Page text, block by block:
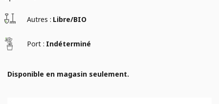
Autres : Libre/BIO
Port : Indéterminé
Disponible en magasin seulement.